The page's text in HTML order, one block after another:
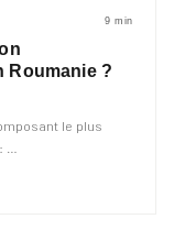
9 min
Roumanie ?
le plus